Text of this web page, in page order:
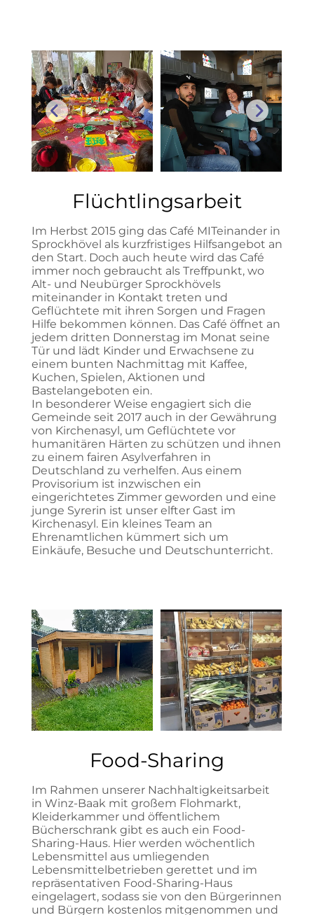
Flüchtlingsarbeit
Im Herbst 2015 ging das Café MITeinander in
Sprockhövel als kurzfristiges Hilfsangebot an
den Start. Doch auch heute wird das Café
immer noch gebraucht als Treffpunkt, wo
Alt- und Neubürger Sprockhövels
miteinander in Kontakt treten und
Geflüchtete mit ihren Sorgen und Fragen
Hilfe bekommen können. Das Café öffnet an
jedem dritten Donnerstag im Monat seine
Tür und lädt Kinder und Erwachsene zu
einem bunten Nachmittag mit Kaffee,
Kuchen, Spielen, Aktionen und
Bastelangeboten ein.
In besonderer Weise engagiert sich die
Gemeinde seit 2017 auch in der Gewährung
von Kirchenasyl, um Geflüchtete vor
humanitären Härten zu schützen und ihnen
zu einem fairen Asylverfahren in
Deutschland zu verhelfen. Aus einem
Provisorium ist inzwischen ein
eingerichtetes Zimmer geworden und eine
junge Syrerin ist unser elfter Gast im
Kirchenasyl. Ein kleines Team an
Ehrenamtlichen kümmert sich um
Einkäufe, Besuche und Deutschunterricht.
Food-Sharing
Im Rahmen unserer Nachhaltigkeitsarbeit
in Winz-Baak mit großem Flohmarkt,
Kleiderkammer und öffentlichem
Bücherschrank gibt es auch ein Food-
Sharing-Haus. Hier werden wöchentlich
Lebensmittel aus umliegenden
Lebensmittelbetrieben gerettet und im
repräsentativen Food-Sharing-Haus
eingelagert, sodass sie von den Bürgerinnen
und Bürgern kostenlos mitgenommen und